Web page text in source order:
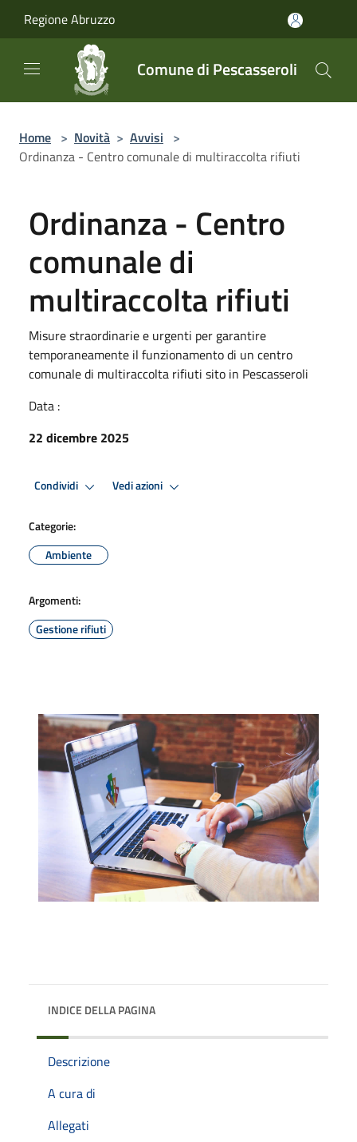
Regione Abruzzo
Comune di Pescasseroli
Home > Novità > Avvisi >
Ordinanza - Centro comunale di multiraccolta rifiuti
Ordinanza - Centro
comunale di
multiraccolta rifiuti
Misure straordinarie e urgenti per garantire
temporaneamente il funzionamento di un centro
comunale di multiraccolta rifiuti sito in Pescasseroli
Data :
22 dicembre 2025
Condividi Vedi azioni
Categorie:
Ambiente
Argomenti:
Gestione rifiuti
INDICE DELLA PAGINA
Descrizione
A cura di
Allegati